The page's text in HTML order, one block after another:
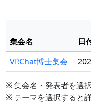
集会名 日
VRChat博士集会
※ 集会名・発表者を選
※ テーマを選択すると